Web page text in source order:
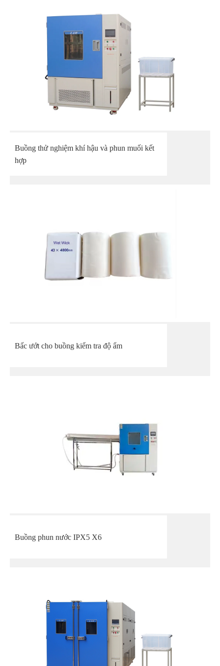
Buồng thử nghiệm khí hậu và phun muối kết
hợp
Bấc ướt cho buồng kiểm tra độ ẩm
Buồng phun nước IPX5 X6